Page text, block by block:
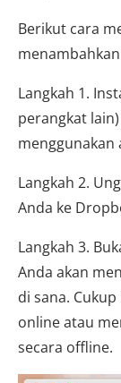
Berikut cara
Langkah 1.
perangkat
menggunakan
Langkah 2.
Anda ke
Langkah 3.
Anda akan
di sana.
online atau
secara offline.